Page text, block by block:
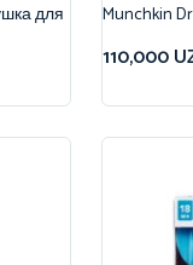
для Munchkin
110,000